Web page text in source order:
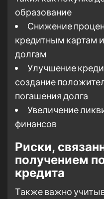
образование
Снижение
кредитным картам
долгам
Улучшение
создание
погашения долга
Увеличение
финансов
Риски,
получением
кредита
Также важно